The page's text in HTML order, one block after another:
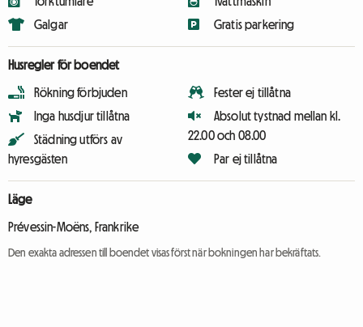
Galgar
Gratis parkering
Husregler för boendet
Rökning förbjuden
Inga husdjur tillåtna
Städning utförs av
hyresgästen
Fester ej tillåtna
Absolut tystnad mellan kl.
22.00 och 08.00
Par ej tillåtna
Läge
Prévessin-Moëns, Frankrike
Den exakta adressen till boendet visas först när bokningen har bekräftats.